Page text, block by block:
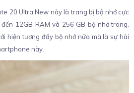
20 Ultra New này là trang bị bộ nhớ cực
12GB RAM và 256 GB bộ nhớ trong.
hiện tượng đầy bộ nhớ nữa mà là sự hài
này.